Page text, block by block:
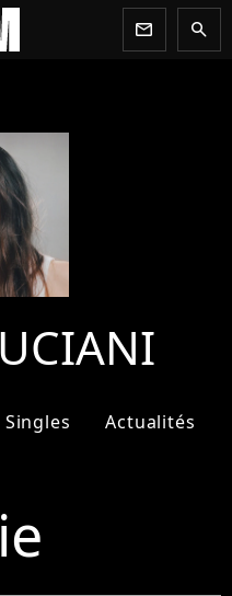
newsletter search
Actualités